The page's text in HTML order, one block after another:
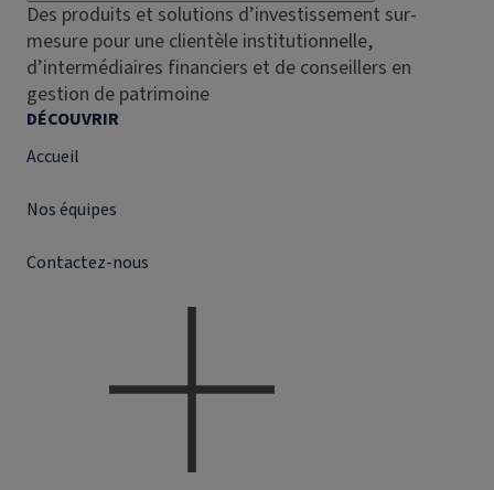
Des produits et solutions d’investissement sur-
mesure pour une clientèle institutionnelle,
d’intermédiaires financiers et de conseillers en
gestion de patrimoine
DÉCOUVRIR
Accueil
Nos équipes
Contactez-nous